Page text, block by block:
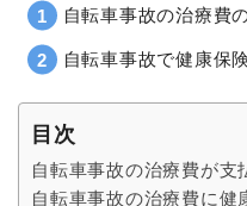
自転車事故の治療費
自転車事故で健康保
目次
自転車事故の治療費が支
自転車事故の治療費に健